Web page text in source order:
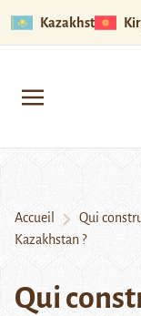
Kazakhstan
Accueil
Qui
Kazakhstan ?
Qui